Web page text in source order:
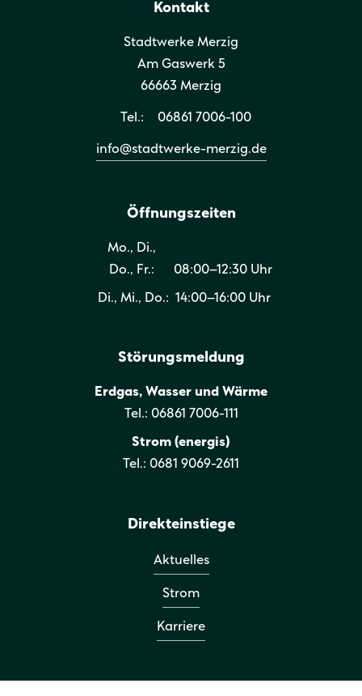
Kontakt
Stadtwerke Merzig
Am Gaswerk 5
66663 Merzig
Tel.: 06861 7006-100
info@stadtwerke-merzig.de
Öffnungszeiten
Mo., Di.,
Do., Fr.:
08:00–12:30 Uhr
Di., Mi., Do.: 14:00–16:00 Uhr
Störungsmeldung
Erdgas, Wasser und Wärme
Tel.: 06861 7006-111
Strom (energis)
Tel.: 0681 9069-2611
Direkteinstiege
Aktuelles
Strom
Karriere